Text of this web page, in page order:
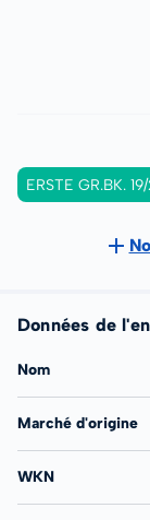
ERSTE GR.BK.
Données de
Nom
Marché d'origine
WKN